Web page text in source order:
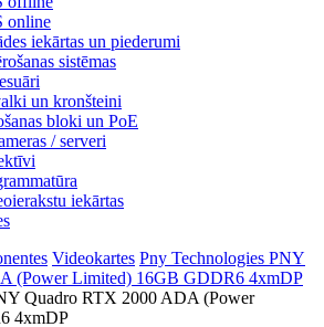
online
iekārtas un piederumi
sistēmas
un kronšteini
bloki un PoE
/ serveri
iekārtas
Videokartes Pny Technologies PNY
(Power Limited) 16GB GDDR6 4xmDP